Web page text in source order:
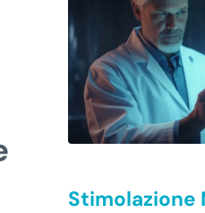
Stimolazione